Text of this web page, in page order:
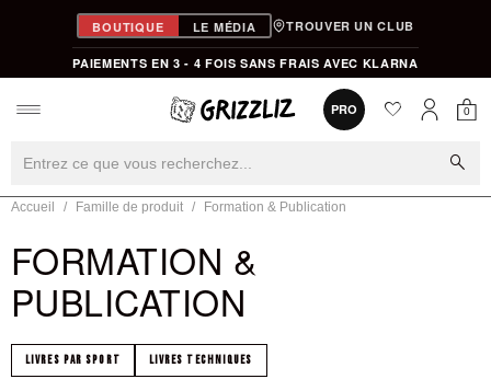
BOUTIQUE LE MÉDIA TROUVER UN CLUB
PAIEMENTS EN 3 - 4 FOIS SANS FRAIS AVEC KLARNA
PRO favorite0
0
search
Accueil Famille de produit Formation & Publication
FORMATION &
PUBLICATION
LIVRES PAR SPORT LIVRES TECHNIQUES